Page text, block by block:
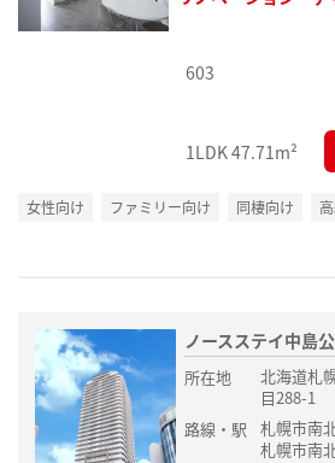
603
1LDK47.71m²
女性向け ファミリー向け 同棲向け
ノースステイ中島
所在地
北海道札
目288-1
路線・駅
札幌市南
札幌市南